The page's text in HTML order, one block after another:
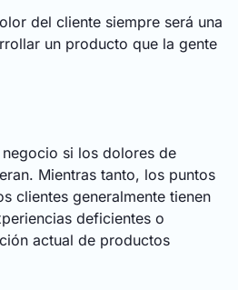
del cliente siempre será una
un producto que la gente
si los dolores de
Mientras tanto, los puntos
clientes generalmente tienen
deficientes o
actual de productos